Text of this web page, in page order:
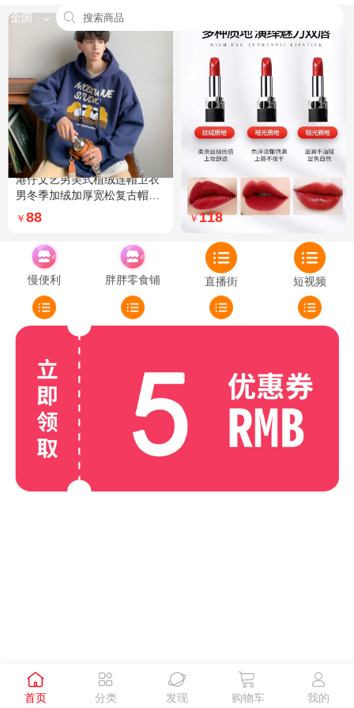
全国
港仔文艺男美式植绒连帽卫衣
男冬季加绒加厚宽松复古帽衫
外套 XXL 加绒 5XL 灰色加绒
￥ 88
Dior迪奥全新烈艳蓝金口红品
牌授权经典藤格纹饰带丝绒质
地999色号传奇红唇哑光 哑光
￥118
慢便利 胖胖零食铺 直播街 短视频

首页

分类

发现

购物车

我的